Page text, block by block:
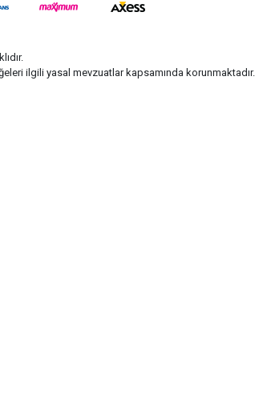
ilgili yasal mevzuatlar kapsamında korunmaktadır.